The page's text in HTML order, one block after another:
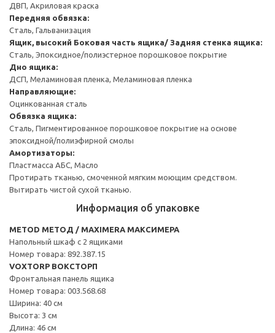
ДВП, Акриловая краска
Передняя обвязка:
Сталь, Гальванизация
Ящик, высокий Боковая часть ящика/ Задняя стенка ящика:
Сталь, Эпоксидное/полиэстерное порошковое покрытие
Дно ящика:
ДСП, Меламиновая пленка, Меламиновая пленка
Направляющие:
Оцинкованная сталь
Обвязка ящика:
Сталь, Пигментированное порошковое покрытие на основе
эпоксидной/полиэфирной смолы
Амортизаторы:
Пластмасса АБС, Масло
Протирать тканью, смоченной мягким моющим средством.
Вытирать чистой сухой тканью.
Информация об упаковке
METOD МЕТОД / MAXIMERA МАКСИМЕРА
Напольный шкаф с 2 ящиками
Номер товара: 892.387.15
VOXTORP ВОКСТОРП
Фронтальная панель ящика
Номер товара: 003.568.68
Ширина: 40 см
Высота: 3 см
Длина: 46 см